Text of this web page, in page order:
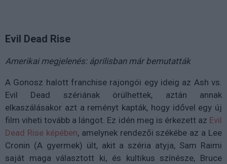
Evil Dead Rise
Amerikai megjelenés: áprilisban már bemutatták
A Gonosz halott franchise rajongói egy ideig az Ash vs.
Evil Dead szériának örülhettek, aztán annak
elkaszálásakor azt a reményt kapták, hogy idővel egy új
film viheti tovább a lángot. Ez idén meg is érkezett az Evil
Dead Rise képében, amelynek rendezői székébe az a Lee
Cronin (A gyermek) ült, akit a széria atyja, Sam Raimi
saját maga választott ki, és kultikus színésze, Bruce